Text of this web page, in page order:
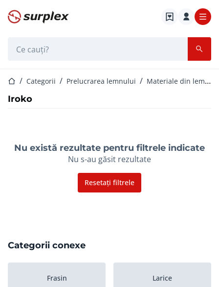
Pagina de start
Pagina de start
Categorii Prelucrarea lemnului Materiale din lemn ?i tabla
Iroko
Nu există rezultate pentru filtrele indicate
Nu s-au găsit rezultate
Resetați filtrele
Categorii conexe
Frasin Larice